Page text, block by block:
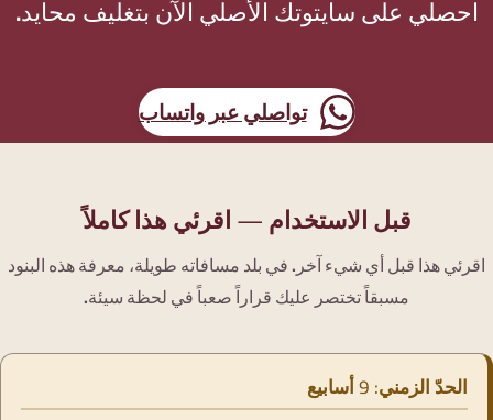
احصلي على سايتوتك الأصلي الآن بتغليف محايد.
تواصلي عبر واتساب
(يفتح في نافذة جديدة)
قبل الاستخدام — اقرئي هذا كاملاً
اقرئي هذا قبل أي شيء آخر. في بلد مسافاته طويلة، معرفة هذه البنود
مسبقاً تختصر عليك قراراً صعباً في لحظة سيئة.
الحدّ الزمني: 9 أسابيع